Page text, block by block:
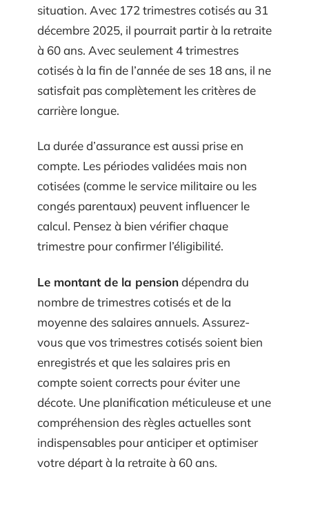
situation. Avec 172 trimestres cotisés au 31
décembre 2025, il pourrait partir à la retraite
à 60 ans. Avec seulement 4 trimestres
cotisés à la fin de l’année de ses 18 ans, il ne
satisfait pas complètement les critères de
carrière longue.
La durée d’assurance est aussi prise en
compte. Les périodes validées mais non
cotisées (comme le service militaire ou les
congés parentaux) peuvent influencer le
calcul. Pensez à bien vérifier chaque
trimestre pour confirmer l’éligibilité.
Le montant de la pensiondépendra du
nombre de trimestres cotisés et de la
moyenne des salaires annuels. Assurez-
vous que vos trimestres cotisés soient bien
enregistrés et que les salaires pris en
compte soient corrects pour éviter une
décote. Une planification méticuleuse et une
compréhension des règles actuelles sont
indispensables pour anticiper et optimiser
votre départ à la retraite à 60 ans.